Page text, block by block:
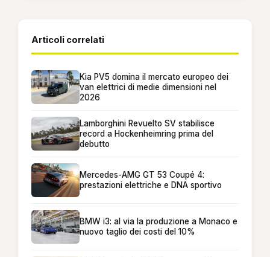
Articoli correlati
Kia PV5 domina il mercato europeo dei
van elettrici di medie dimensioni nel
2026
Lamborghini Revuelto SV stabilisce
record a Hockenheimring prima del
debutto
Mercedes-AMG GT 53 Coupé 4:
prestazioni elettriche e DNA sportivo
BMW i3: al via la produzione a Monaco e
nuovo taglio dei costi del 10%